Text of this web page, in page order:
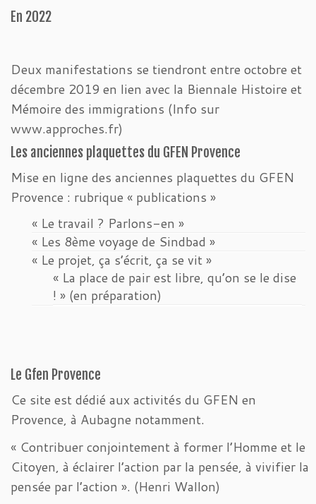
En 2022
Deux manifestations se tiendront entre octobre et
décembre 2019 en lien avec la Biennale Histoire et
Mémoire des immigrations (Info sur
www.approches.fr)
Les anciennes plaquettes du GFEN Provence
Mise en ligne des anciennes plaquettes du GFEN
Provence : rubrique « publications »
« Le travail ? Parlons-en »
« Les 8ème voyage de Sindbad »
« Le projet, ça s’écrit, ça se vit »
« La place de pair est libre, qu’on se le dise
! » (en préparation)
Le Gfen Provence
Ce site est dédié aux activités du GFEN en
Provence, à Aubagne notamment.
« Contribuer conjointement à former l’Homme et le
Citoyen, à éclairer l’action par la pensée, à vivifier la
pensée par l’action ». (Henri Wallon)